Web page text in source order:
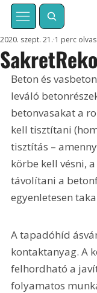
2020. szept. 21. 1 perc
Beton és
leváló
betonvasakat a
kell tisztítani
tisztítás –
körbe kell vésni,
távolítani a
egyenletesen
A tapadóhíd
kontaktanyag. A
felhordható a
folyamatos